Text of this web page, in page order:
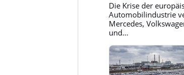
Die Krise der
Automobilindustrie
Mercedes,
und...